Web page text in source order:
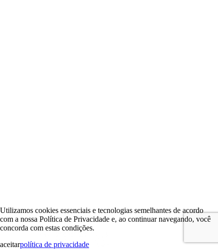
Utilizamos cookies essenciais e tecnologias semelhantes de acordo
com a nossa Política de Privacidade e, ao continuar navegando, você
concorda com estas condições.
aceitarpolítica de privacidade